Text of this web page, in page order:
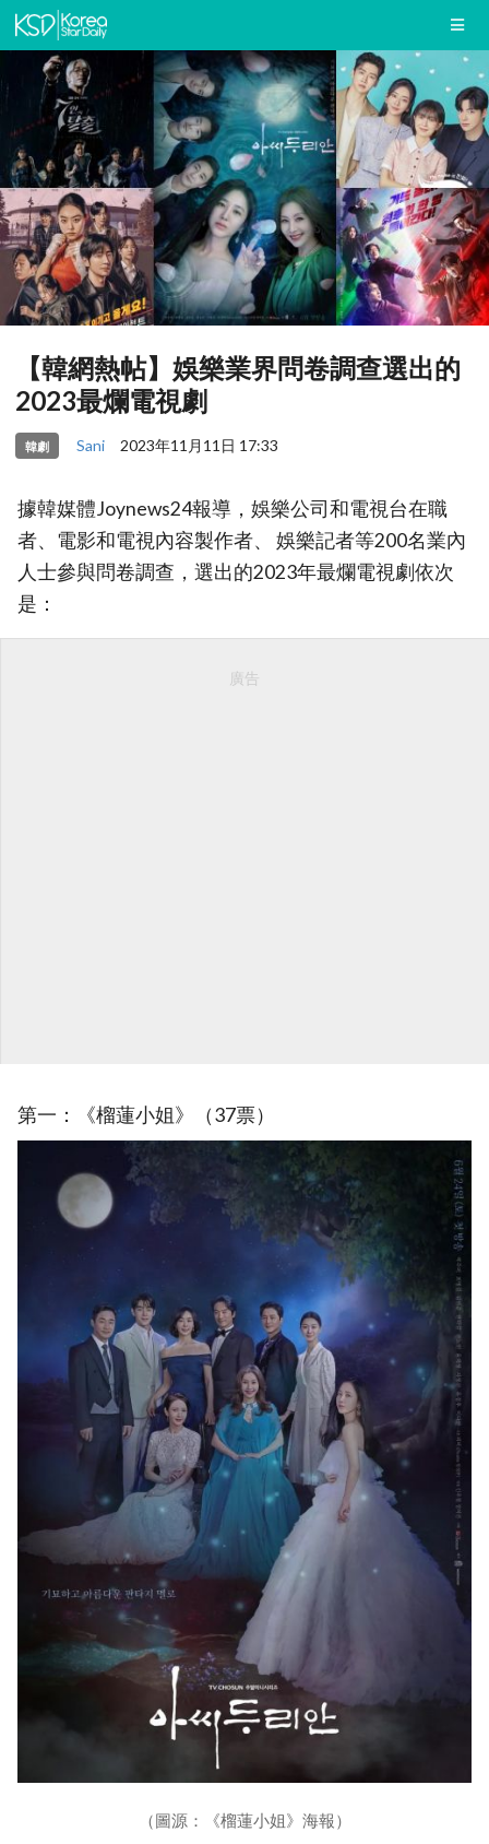
【韓網熱帖】娛樂業界問卷調查選出的
2023最爛電視劇
韓劇 Sani 2023年11月11日 17:33
據韓媒體Joynews24報導，娛樂公司和電視台在職
者、電影和電視內容製作者、 娛樂記者等200名業內
人士參與問卷調查，選出的2023年最爛電視劇依次
是：
廣告
第一：《榴蓮小姐》（37票）
（圖源：《榴蓮小姐》海報）